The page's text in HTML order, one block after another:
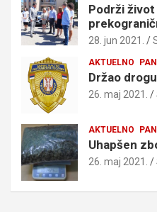
Podrži
28. jun 2021.
AKTUELNO
Držao
26. maj 2021.
AKTUELNO
Uhapšen
26. maj 2021.